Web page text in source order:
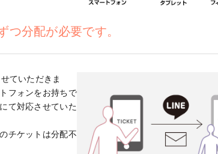
つ分配が必要です。
ていただきま
フォンをお持ちで
て対応させていた
チケットは分配不